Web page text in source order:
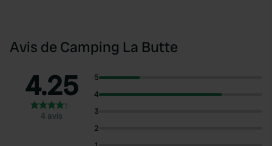
Avis de Camping La Butte
4.25
4 avis
5
4
3
2